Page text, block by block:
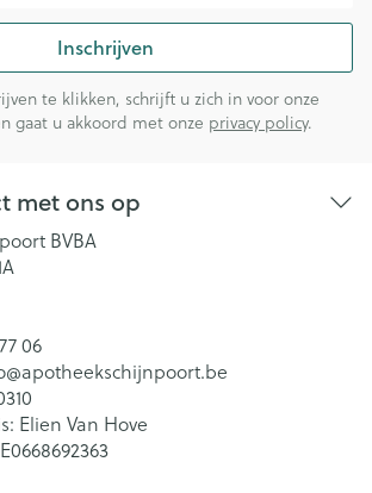
Inschrijven
te klikken, schrijft u zich in voor onze
gaat u akkoord met onze privacy policy.
met ons op
BVBA
06
apotheekschijnpoort.be
Elien Van Hove